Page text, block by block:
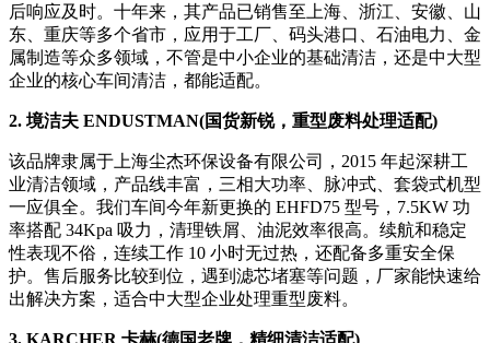
后响应及时。十年来，其产品已销售至上海、浙江、安徽、山
东、重庆等多个省市，应用于工厂、码头港口、石油电力、金
属制造等众多领域，不管是中小企业的基础清洁，还是中大型
企业的核心车间清洁，都能适配。
2. 境洁夫 ENDUSTMAN(国货新锐，重型废料处理适配)
该品牌隶属于上海尘杰环保设备有限公司，2015 年起深耕工
业清洁领域，产品线丰富，三相大功率、脉冲式、套袋式机型
一应俱全。我们车间今年新更换的 EHFD75 型号，7.5KW 功
率搭配 34Kpa 吸力，清理铁屑、油泥效率很高。续航和稳定
性表现不俗，连续工作 10 小时无过热，还配备多重安全保
护。售后服务比较到位，遇到滤芯堵塞等问题，厂家能快速给
出解决方案，适合中大型企业处理重型废料。
3. KARCHER 卡赫(德国老牌，精细清洁适配)